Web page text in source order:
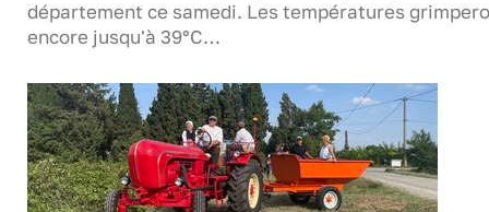
département ce samedi. Les températures
encore jusqu'à 39°C…